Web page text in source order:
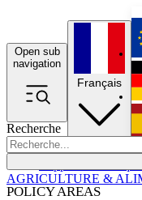
Open sub
navigation
Recherche
POLICY AREAS
Français
AGRICULTURE &